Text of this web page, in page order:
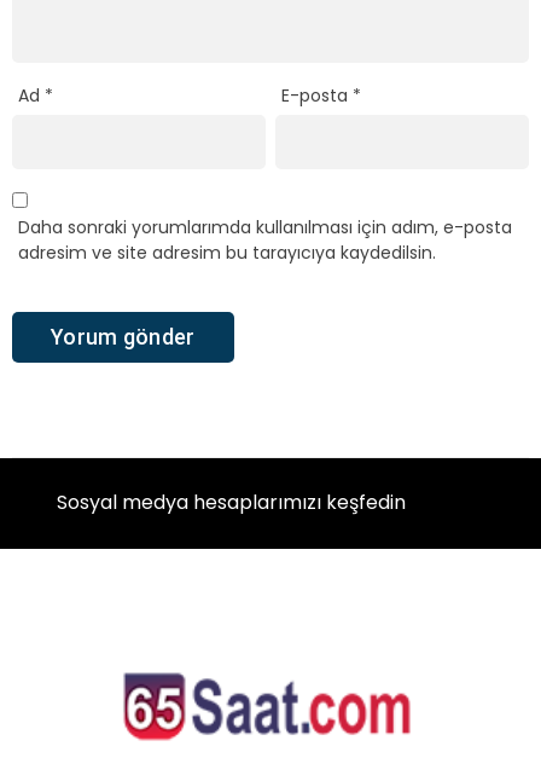
Ad * E-posta *
Daha sonraki yorumlarımda kullanılması için adım, e-posta
adresim ve site adresim bu tarayıcıya kaydedilsin.
Sosyal medya hesaplarımızı keşfedin